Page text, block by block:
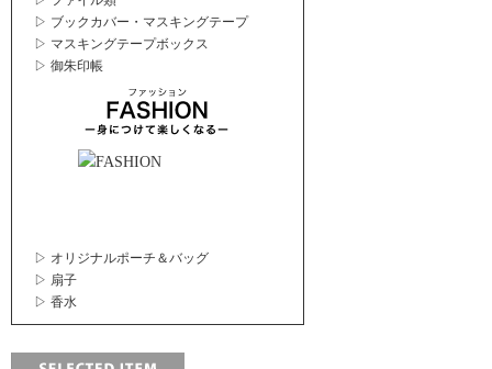
▷ ブックカバー・マスキングテープ
▷ マスキングテープボックス
▷ 御朱印帳
▷ オリジナルポーチ＆バッグ
▷ 扇子
▷ 香水